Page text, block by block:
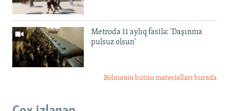
Metroda 11 aylıq fasilə: 'Daşınma
pulsuz olsun'
Bölmənin bütün materialları burada